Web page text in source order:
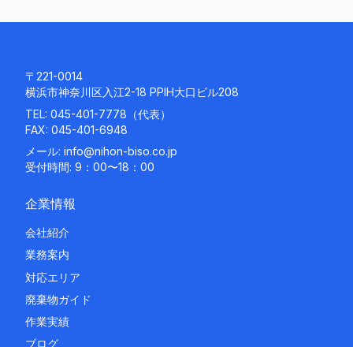
〒221-0014
横浜市神奈川区入江2-18 PPIH大口ビル208
TEL: 045-401-7778 （代表）
FAX: 045-401-6948
メール: info@nihon-biso.co.jp
受付時間: 9：00〜18：00
企業情報
会社紹介
業務案内
対応エリア
廃棄物ガイド
作業実績
ブログ